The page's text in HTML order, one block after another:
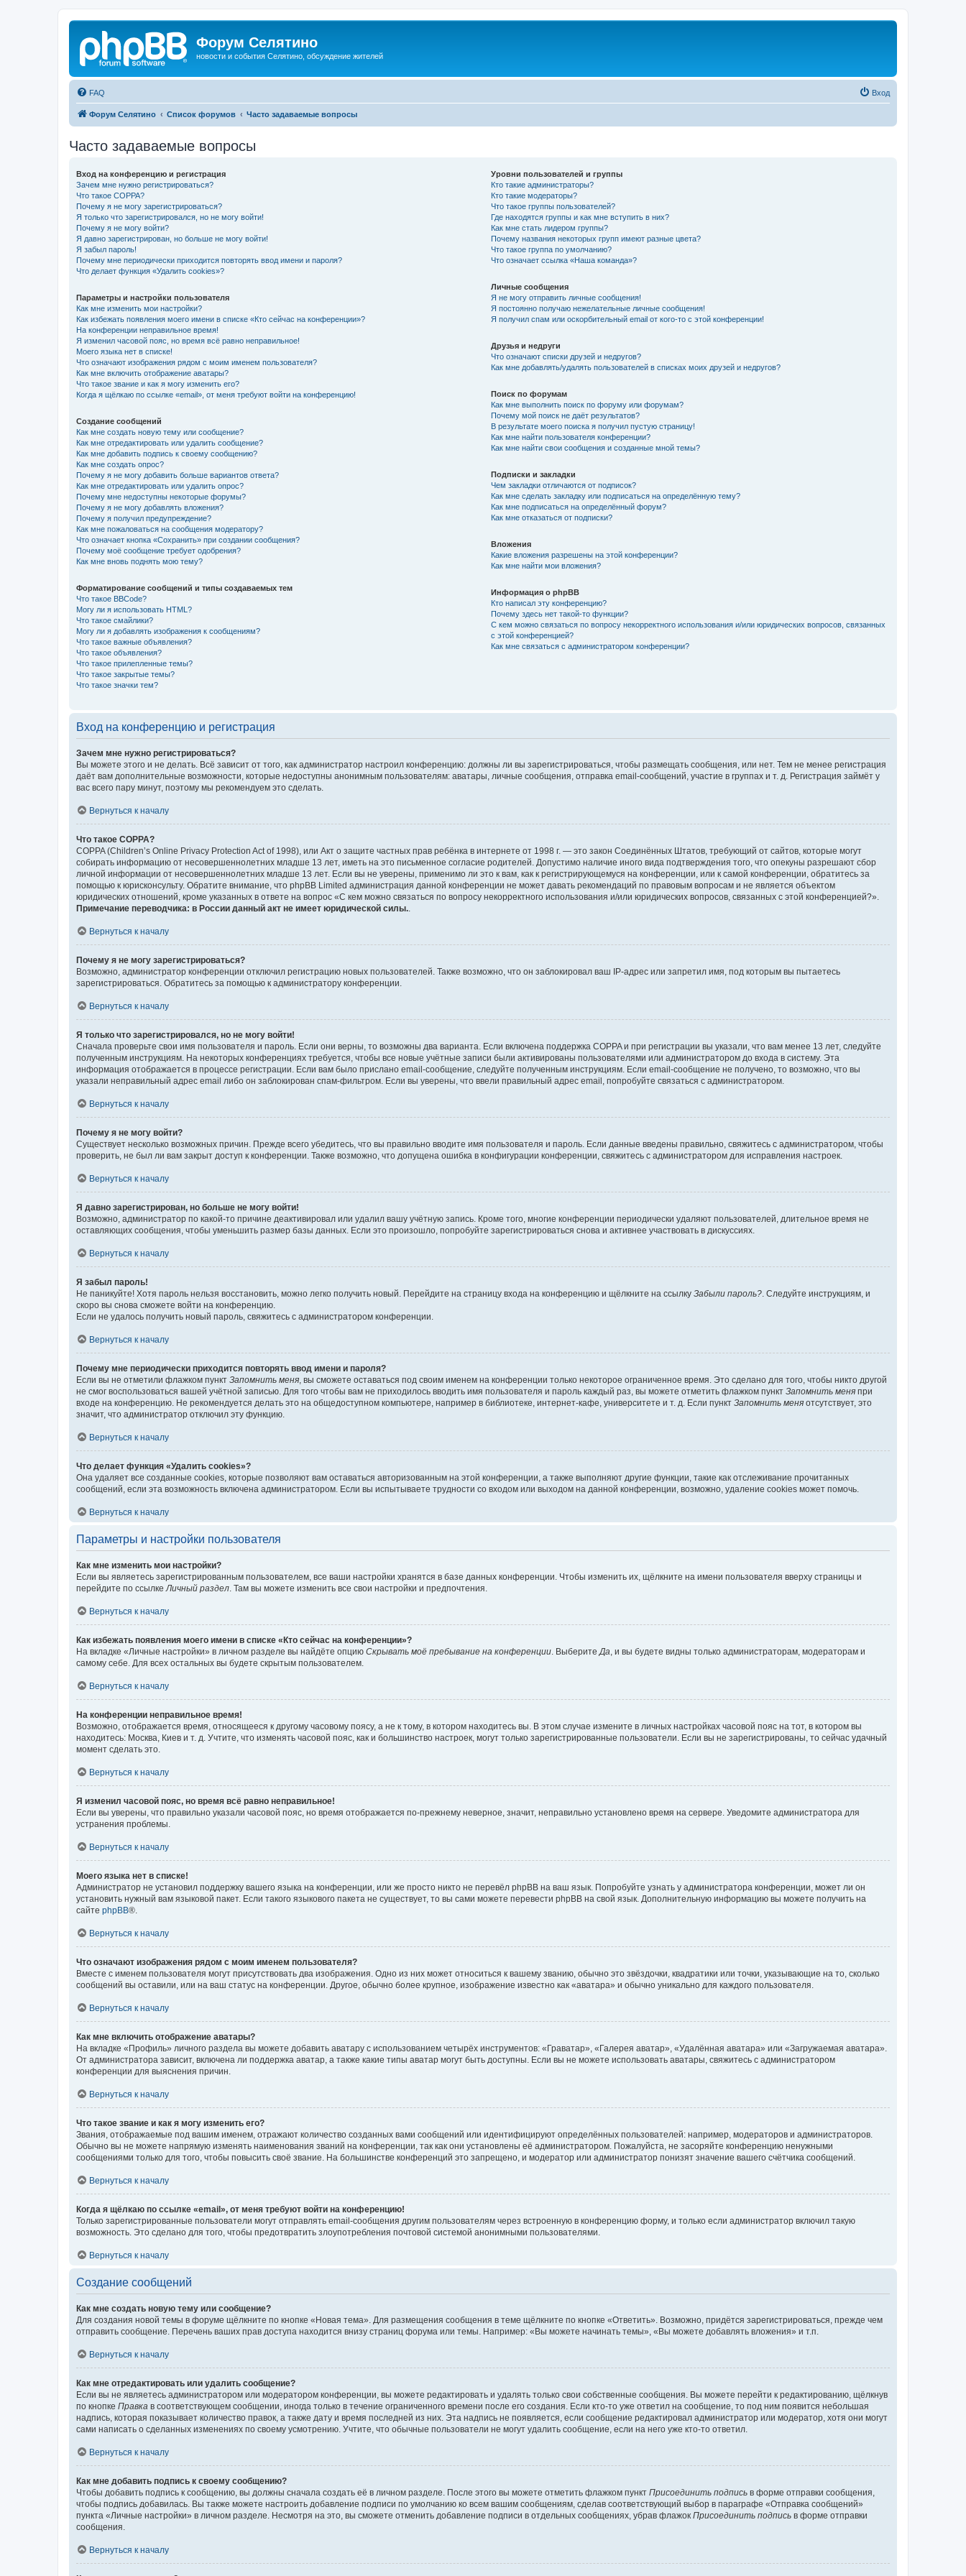
Форум Селятино
новости и события Селятино, обсуждение жителей
FAQ Вход
Форум Селятино Список форумов Часто задаваемые вопросы
Часто задаваемые вопросы
Вход на конференцию и регистрация
Зачем мне нужно регистрироваться?
Что такое COPPA?
Почему я не могу зарегистрироваться?
Я только что зарегистрировался, но не могу войти!
Почему я не могу войти?
Я давно зарегистрирован, но больше не могу войти!
Я забыл пароль!
Почему мне периодически приходится повторять ввод имени и пароля?
Что делает функция «Удалить cookies»?
Параметры и настройки пользователя
Как мне изменить мои настройки?
Как избежать появления моего имени в списке «Кто сейчас на конференции»?
На конференции неправильное время!
Я изменил часовой пояс, но время всё равно неправильное!
Моего языка нет в списке!
Что означают изображения рядом с моим именем пользователя?
Как мне включить отображение аватары?
Что такое звание и как я могу изменить его?
Когда я щёлкаю по ссылке «email», от меня требуют войти на конференцию!
Создание сообщений
Как мне создать новую тему или сообщение?
Как мне отредактировать или удалить сообщение?
Как мне добавить подпись к своему сообщению?
Как мне создать опрос?
Почему я не могу добавить больше вариантов ответа?
Как мне отредактировать или удалить опрос?
Почему мне недоступны некоторые форумы?
Почему я не могу добавлять вложения?
Почему я получил предупреждение?
Как мне пожаловаться на сообщения модератору?
Что означает кнопка «Сохранить» при создании сообщения?
Почему моё сообщение требует одобрения?
Как мне вновь поднять мою тему?
Форматирование сообщений и типы создаваемых тем
Что такое BBCode?
Могу ли я использовать HTML?
Что такое смайлики?
Могу ли я добавлять изображения к сообщениям?
Что такое важные объявления?
Что такое объявления?
Что такое прилепленные темы?
Что такое закрытые темы?
Что такое значки тем?
Уровни пользователей и группы
Кто такие администраторы?
Кто такие модераторы?
Что такое группы пользователей?
Где находятся группы и как мне вступить в них?
Как мне стать лидером группы?
Почему названия некоторых групп имеют разные цвета?
Что такое группа по умолчанию?
Что означает ссылка «Наша команда»?
Личные сообщения
Я не могу отправить личные сообщения!
Я постоянно получаю нежелательные личные сообщения!
Я получил спам или оскорбительный email от кого-то с этой конференции!
Друзья и недруги
Что означают списки друзей и недругов?
Как мне добавлять/удалять пользователей в списках моих друзей и недругов?
Поиск по форумам
Как мне выполнить поиск по форуму или форумам?
Почему мой поиск не даёт результатов?
В результате моего поиска я получил пустую страницу!
Как мне найти пользователя конференции?
Как мне найти свои сообщения и созданные мной темы?
Подписки и закладки
Чем закладки отличаются от подписок?
Как мне сделать закладку или подписаться на определённую тему?
Как мне подписаться на определённый форум?
Как мне отказаться от подписки?
Вложения
Какие вложения разрешены на этой конференции?
Как мне найти мои вложения?
Информация о phpBB
Кто написал эту конференцию?
Почему здесь нет такой-то функции?
С кем можно связаться по вопросу некорректного использования и/или юридических вопросов, связанных
с этой конференцией?
Как мне связаться с администратором конференции?
Вход на конференцию и регистрация
Зачем мне нужно регистрироваться?
Вы можете этого и не делать. Всё зависит от того, как администратор настроил конференцию: должны ли вы зарегистрироваться, чтобы размещать сообщения, или нет. Тем не менее регистрация
даёт вам дополнительные возможности, которые недоступны анонимным пользователям: аватары, личные сообщения, отправка email-сообщений, участие в группах и т. д. Регистрация займёт у
вас всего пару минут, поэтому мы рекомендуем это сделать.
Вернуться к началу
Что такое COPPA?
COPPA (Children’s Online Privacy Protection Act of 1998), или Акт о защите частных прав ребёнка в интернете от 1998 г. — это закон Соединённых Штатов, требующий от сайтов, которые могут
собирать информацию от несовершеннолетних младше 13 лет, иметь на это письменное согласие родителей. Допустимо наличие иного вида подтверждения того, что опекуны разрешают сбор
личной информации от несовершеннолетних младше 13 лет. Если вы не уверены, применимо ли это к вам, как к регистрирующемуся на конференции, или к самой конференции, обратитесь за
помощью к юрисконсульту. Обратите внимание, что phpBB Limited администрация данной конференции не может давать рекомендаций по правовым вопросам и не является объектом
юридических отношений, кроме указанных в ответе на вопрос «С кем можно связаться по вопросу некорректного использования и/или юридических вопросов, связанных с этой конференцией?».
Примечание переводчика: в России данный акт не имеет юридической силы.
Вернуться к началу
Почему я не могу зарегистрироваться?
Возможно, администратор конференции отключил регистрацию новых пользователей. Также возможно, что он заблокировал ваш IP-адрес или запретил имя, под которым вы пытаетесь
зарегистрироваться. Обратитесь за помощью к администратору конференции.
Вернуться к началу
Я только что зарегистрировался, но не могу войти!
Сначала проверьте свои имя пользователя и пароль. Если они верны, то возможны два варианта. Если включена поддержка COPPA и при регистрации вы указали, что вам менее 13 лет, следуйте
полученным инструкциям. На некоторых конференциях требуется, чтобы все новые учётные записи были активированы пользователями или администратором до входа в систему. Эта
информация отображается в процессе регистрации. Если вам было прислано email-сообщение, следуйте полученным инструкциям. Если email-сообщение не получено, то возможно, что вы
указали неправильный адрес email либо он заблокирован спам-фильтром. Если вы уверены, что ввели правильный адрес email, попробуйте связаться с администратором.
Вернуться к началу
Почему я не могу войти?
Существует несколько возможных причин. Прежде всего убедитесь, что вы правильно вводите имя пользователя и пароль. Если данные введены правильно, свяжитесь с администратором, чтобы
проверить, не был ли вам закрыт доступ к конференции. Также возможно, что допущена ошибка в конфигурации конференции, свяжитесь с администратором для исправления настроек.
Вернуться к началу
Я давно зарегистрирован, но больше не могу войти!
Возможно, администратор по какой-то причине деактивировал или удалил вашу учётную запись. Кроме того, многие конференции периодически удаляют пользователей, длительное время не
оставляющих сообщения, чтобы уменьшить размер базы данных. Если это произошло, попробуйте зарегистрироваться снова и активнее участвовать в дискуссиях.
Вернуться к началу
Я забыл пароль!
Не паникуйте! Хотя пароль нельзя восстановить, можно легко получить новый. Перейдите на страницу входа на конференцию и щёлкните на ссылку Забыли пароль? . Следуйте инструкциям, и
скоро вы снова сможете войти на конференцию.
Если не удалось получить новый пароль, свяжитесь с администратором конференции.
Вернуться к началу
Почему мне периодически приходится повторять ввод имени и пароля?
Если вы не отметили флажком пункт Запомнить меня , вы сможете оставаться под своим именем на конференции только некоторое ограниченное время. Это сделано для того, чтобы никто другой
не смог воспользоваться вашей учётной записью. Для того чтобы вам не приходилось вводить имя пользователя и пароль каждый раз, вы можете отметить флажком пункт Запомнить меня при
входе на конференцию. Не рекомендуется делать это на общедоступном компьютере, например в библиотеке, интернет-кафе, университете и т. д. Если пункт Запомнить меня отсутствует, это
значит, что администратор отключил эту функцию.
Вернуться к началу
Что делает функция «Удалить cookies»?
Она удаляет все созданные cookies, которые позволяют вам оставаться авторизованным на этой конференции, а также выполняют другие функции, такие как отслеживание прочитанных
сообщений, если эта возможность включена администратором. Если вы испытываете трудности со входом или выходом на данной конференции, возможно, удаление cookies может помочь.
Вернуться к началу
Параметры и настройки пользователя
Как мне изменить мои настройки?
Если вы являетесь зарегистрированным пользователем, все ваши настройки хранятся в базе данных конференции. Чтобы изменить их, щёлкните на имени пользователя вверху страницы и
перейдите по ссылке Личный раздел . Там вы можете изменить все свои настройки и предпочтения.
Вернуться к началу
Как избежать появления моего имени в списке «Кто сейчас на конференции»?
На вкладке «Личные настройки» в личном разделе вы найдёте опцию Скрывать моё пребывание на конференции . Выберите Да , и вы будете видны только администраторам, модераторам и
самому себе. Для всех остальных вы будете скрытым пользователем.
Вернуться к началу
На конференции неправильное время!
Возможно, отображается время, относящееся к другому часовому поясу, а не к тому, в котором находитесь вы. В этом случае измените в личных настройках часовой пояс на тот, в котором вы
находитесь: Москва, Киев и т. д. Учтите, что изменять часовой пояс, как и большинство настроек, могут только зарегистрированные пользователи. Если вы не зарегистрированы, то сейчас удачный
момент сделать это.
Вернуться к началу
Я изменил часовой пояс, но время всё равно неправильное!
Если вы уверены, что правильно указали часовой пояс, но время отображается по-прежнему неверное, значит, неправильно установлено время на сервере. Уведомите администратора для
устранения проблемы.
Вернуться к началу
Моего языка нет в списке!
Администратор не установил поддержку вашего языка на конференции, или же просто никто не перевёл phpBB на ваш язык. Попробуйте узнать у администратора конференции, может ли он
установить нужный вам языковой пакет. Если такого языкового пакета не существует, то вы сами можете перевести phpBB на свой язык. Дополнительную информацию вы можете получить на
сайте phpBB®.
Вернуться к началу
Что означают изображения рядом с моим именем пользователя?
Вместе с именем пользователя могут присутствовать два изображения. Одно из них может относиться к вашему званию, обычно это звёздочки, квадратики или точки, указывающие на то, сколько
сообщений вы оставили, или на ваш статус на конференции. Другое, обычно более крупное, изображение известно как «аватара» и обычно уникально для каждого пользователя.
Вернуться к началу
Как мне включить отображение аватары?
На вкладке «Профиль» личного раздела вы можете добавить аватару с использованием четырёх инструментов: «Граватар», «Галерея аватар», «Удалённая аватара» или «Загружаемая аватара».
От администратора зависит, включена ли поддержка аватар, а также какие типы аватар могут быть доступны. Если вы не можете использовать аватары, свяжитесь с администратором
конференции для выяснения причин.
Вернуться к началу
Что такое звание и как я могу изменить его?
Звания, отображаемые под вашим именем, отражают количество созданных вами сообщений или идентифицируют определённых пользователей: например, модераторов и администраторов.
Обычно вы не можете напрямую изменять наименования званий на конференции, так как они установлены её администратором. Пожалуйста, не засоряйте конференцию ненужными
сообщениями только для того, чтобы повысить своё звание. На большинстве конференций это запрещено, и модератор или администратор понизят значение вашего счётчика сообщений.
Вернуться к началу
Когда я щёлкаю по ссылке «email», от меня требуют войти на конференцию!
Только зарегистрированные пользователи могут отправлять email-сообщения другим пользователям через встроенную в конференцию форму, и только если администратор включил такую
возможность. Это сделано для того, чтобы предотвратить злоупотребления почтовой системой анонимными пользователями.
Вернуться к началу
Создание сообщений
Как мне создать новую тему или сообщение?
Для создания новой темы в форуме щёлкните по кнопке «Новая тема». Для размещения сообщения в теме щёлкните по кнопке «Ответить». Возможно, придётся зарегистрироваться, прежде чем
отправить сообщение. Перечень ваших прав доступа находится внизу страниц форума или темы. Например: «Вы можете начинать темы», «Вы можете добавлять вложения» и т.п.
Вернуться к началу
Как мне отредактировать или удалить сообщение?
Если вы не являетесь администратором или модератором конференции, вы можете редактировать и удалять только свои собственные сообщения. Вы можете перейти к редактированию, щёлкнув
по кнопке Правка в соответствующем сообщении, иногда только в течение ограниченного времени после его создания. Если кто-то уже ответил на сообщение, то под ним появится небольшая
надпись, которая показывает количество правок, а также дату и время последней из них. Эта надпись не появляется, если сообщение редактировал администратор или модератор, хотя они могут
сами написать о сделанных изменениях по своему усмотрению. Учтите, что обычные пользователи не могут удалить сообщение, если на него уже кто-то ответил.
Вернуться к началу
Как мне добавить подпись к своему сообщению?
Чтобы добавить подпись к сообщению, вы должны сначала создать её в личном разделе. После этого вы можете отметить флажком пункт Присоединить подпись в форме отправки сообщения,
чтобы подпись добавилась. Вы также можете настроить добавление подписи по умолчанию ко всем вашим сообщениям, сделав соответствующий выбор в параграфе «Отправка сообщений»
пункта «Личные настройки» в личном разделе. Несмотря на это, вы сможете отменить добавление подписи в отдельных сообщениях, убрав флажок Присоединить подпись в форме отправки
сообщения.
Вернуться к началу